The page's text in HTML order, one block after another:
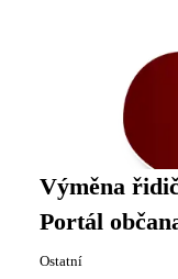
Výměna
Portál
Ostatní